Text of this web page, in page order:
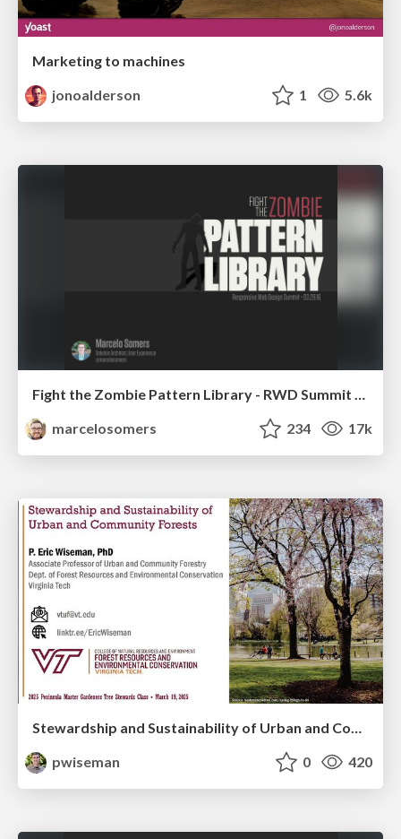
Marketing to machines
jonoalderson
1 5.6k
Fight the Zombie Pattern Library - RWD Summit 2016
marcelosomers
234 17k
Stewardship and Sustainability of Urban and Community Forests
pwiseman
0 420